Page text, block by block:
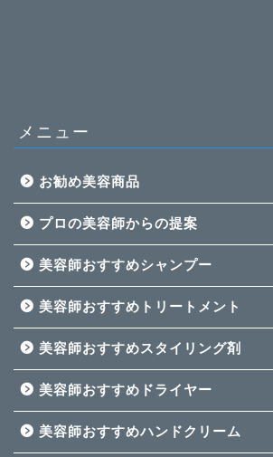
メニュー
お勧め美容商品
プロの美容師からの提案
美容師おすすめシャンプー
美容師おすすめトリートメント
美容師おすすめスタイリング剤
美容師おすすめドライヤー
美容師おすすめハンドクリーム